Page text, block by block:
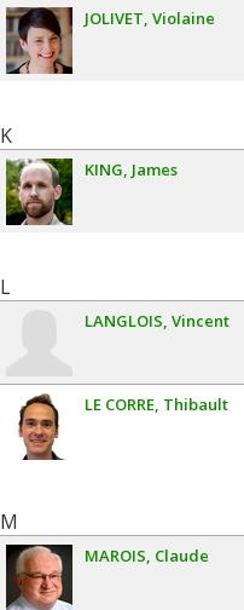
JOLIVET Violaine
K
KING James
L
LANGLOIS Vincent
LE CORRE Thibault
M
MAROIS Claude